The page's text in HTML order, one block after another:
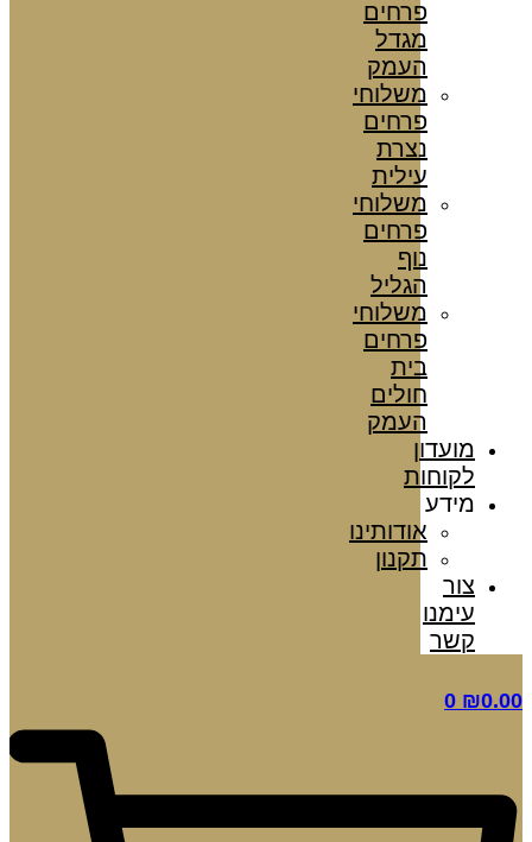
פרחים
מגדל
העמק
משלוחי
פרחים
נצרת
עילית
משלוחי
פרחים
נוף
הגליל
משלוחי
פרחים
בית
חולים
העמק
מועדון
לקוחות
מידע
אודותינו
תקנון
צור
עימנו
קשר
₪0.00
0